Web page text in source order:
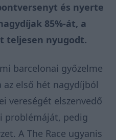
és nyerte
85%-át, a
teljesen nyugodt.
barcelonai győzelme
első hét nagydíjból
vereségét elszenvedő
problémáját, pedig
A The Race ugyanis